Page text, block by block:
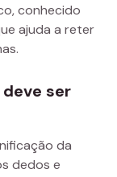
conhecido
ajuda a reter
deve ser
da
dedos e